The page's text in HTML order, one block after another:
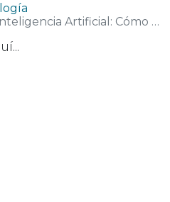
Está Revolucionando el Futuro de la Tecnología